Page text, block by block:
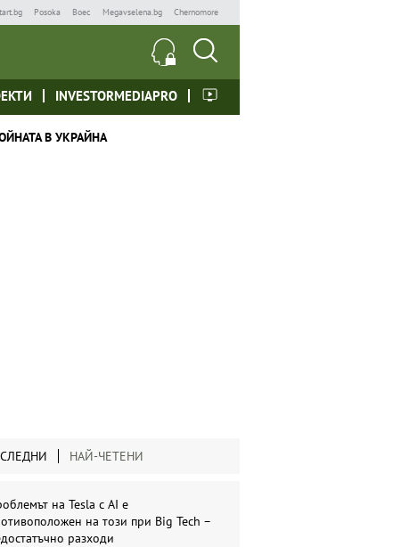
Posoka Boec Megavselena.bg Chernomore
INVESTORMEDIAPRO
В УКРАЙНА
НАЙ-ЧЕТЕНИ
на Tesla с AI е
на този при Big Tech –
разходи